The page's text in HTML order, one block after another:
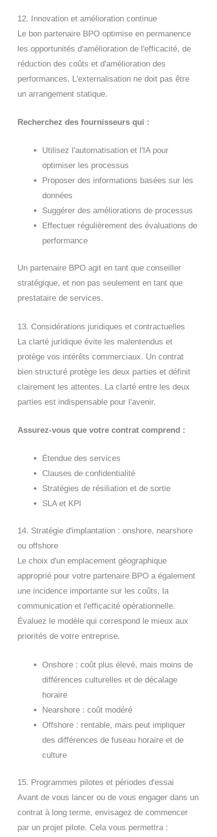
12. Innovation et amélioration continue
Le bon partenaire BPO optimise en permanence
les opportunités d'amélioration de l'efficacité, de
réduction des coûts et d'amélioration des
performances. L'externalisation ne doit pas être
un arrangement statique.
Recherchez des fournisseurs qui :
Utilisez l'automatisation et l'IA pour
optimiser les processus
Proposer des informations basées sur les
données
Suggérer des améliorations de processus
Effectuer régulièrement des évaluations de
performance
Un partenaire BPO agit en tant que conseiller
stratégique, et non pas seulement en tant que
prestataire de services.
13. Considérations juridiques et contractuelles
La clarté juridique évite les malentendus et
protège vos intérêts commerciaux. Un contrat
bien structuré protège les deux parties et définit
clairement les attentes. La clarté entre les deux
parties est indispensable pour l'avenir.
Assurez-vous que votre contrat comprend :
Étendue des services
Clauses de confidentialité
Stratégies de résiliation et de sortie
SLA et KPI
14. Stratégie d'implantation : onshore, nearshore
ou offshore
Le choix d'un emplacement géographique
approprié pour votre partenaire BPO a également
une incidence importante sur les coûts, la
communication et l'efficacité opérationnelle.
Évaluez le modèle qui correspond le mieux aux
priorités de votre entreprise.
Onshore : coût plus élevé, mais moins de
différences culturelles et de décalage
horaire
Nearshore : coût modéré
Offshore : rentable, mais peut impliquer
des différences de fuseau horaire et de
culture
15. Programmes pilotes et périodes d'essai
Avant de vous lancer ou de vous engager dans un
contrat à long terme, envisagez de commencer
par un projet pilote. Cela vous permettra :